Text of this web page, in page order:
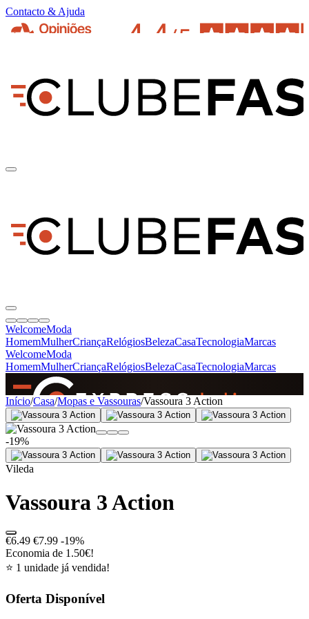
Contacto & Ajuda
WelcomeModa
HomemMulherCriançaRelógiosBelezaCasaTecnologiaMarcas
WelcomeModa
HomemMulherCriançaRelógiosBelezaCasaTecnologiaMarcas
SINCE 2005
+de 36.000 reviews
Início/Casa/Mopas e Vassouras/Vassoura 3 Action
-19%
Vileda
Vassoura 3 Action
€6.49 €7.99 -19%
Economia de 1.50€!
⭐ 1 unidade já vendida!
Oferta Disponível